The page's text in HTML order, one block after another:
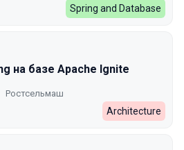
Spring and Database
на базе Apache Ignite
Ростсельмаш
Architecture